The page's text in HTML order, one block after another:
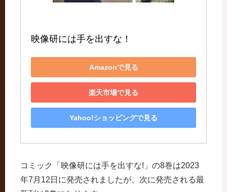
映像研には手を出すな！
Amazonで見る
楽天市場で見る
Yahoo!ショッピングで見る
コミック「映像研には手を出すな!」の8巻は2023
年7月12日に発売されましたが、次に発売される最